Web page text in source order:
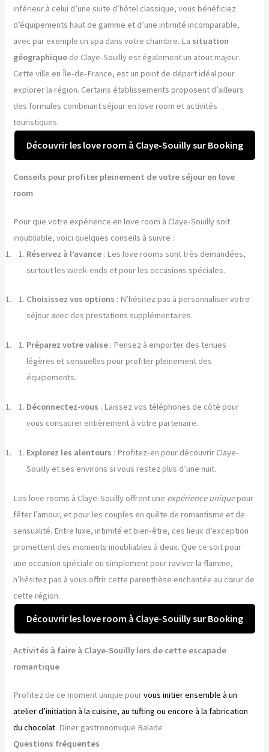
inférieur à celui d’une suite d’hôtel classique, vous bénéficiez
d’équipements haut de gamme et d’une intimité incomparable,
avec par exemple un spa dans votre chambre. La situation
géographique de Claye-Souilly est également un atout majeur.
Cette ville en Île-de-France, est un point de départ idéal pour
explorer la région. Certains établissements proposent d’ailleurs
des formules combinant séjour en love room et activités
touristiques.
Découvrir les love room à Claye-Souilly sur Booking
Conseils pour profiter pleinement de votre séjour en love
room
Pour que votre expérience en love room à Claye-Souilly soit
inoubliable, voici quelques conseils à suivre :
Réservez à l’avance : Les love rooms sont très demandées,
surtout les week-ends et pour les occasions spéciales.
Choisissez vos options : N’hésitez pas à personnaliser votre
séjour avec des prestations supplémentaires.
Préparez votre valise : Pensez à emporter des tenues
légères et sensuelles pour profiter pleinement des
équipements.
Déconnectez-vous : Laissez vos téléphones de côté pour
vous consacrer entièrement à votre partenaire.
Explorez les alentours : Profitez-en pour découvrir Claye-
Souilly et ses environs si vous restez plus d’une nuit.
Les love rooms à Claye-Souilly offrent une expérience uniquepour
fêter l’amour, et pour les couples en quête de romantisme et de
sensualité. Entre luxe, intimité et bien-être, ces lieux d’exception
promettent des moments inoubliables à deux. Que ce soit pour
une occasion spéciale ou simplement pour raviver la flamme,
n’hésitez pas à vous offrir cette parenthèse enchantée au cœur de
cette région.
Découvrir les love room à Claye-Souilly sur Booking
Activités à faire à Claye-Souilly lors de cette escapade
romantique
Profitez de ce moment unique pourvous initier ensemble à un
atelier d’initiation à la cuisine, au tufting ou encore à la fabrication
du chocolat. Diner gastronomique Balade
Questions fréquentes